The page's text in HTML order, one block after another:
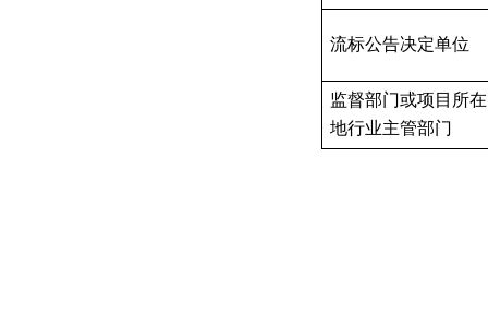
流标公告决定单位
监督部门或项目所在
地行业主管部门